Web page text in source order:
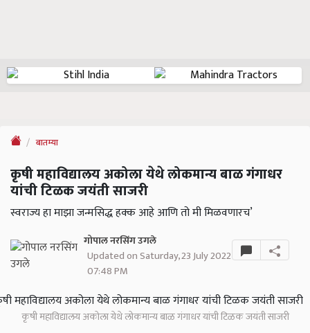
बातम्या
कृषी महाविद्यालय अकोला येथे लोकमान्य बाळ गंगाधर
यांची टिळक जयंती साजरी
स्वराज्य हा माझा जन्मसिद्ध हक्क आहे आणि तो मी मिळवणारच’
गोपाल नरसिंग उगले
Updated on Saturday, 23 July 2022
07:48 PM
कृषी महाविद्यालय अकोला येथे लोकमान्य बाळ गंगाधर यांची टिळक जयंती साजरी